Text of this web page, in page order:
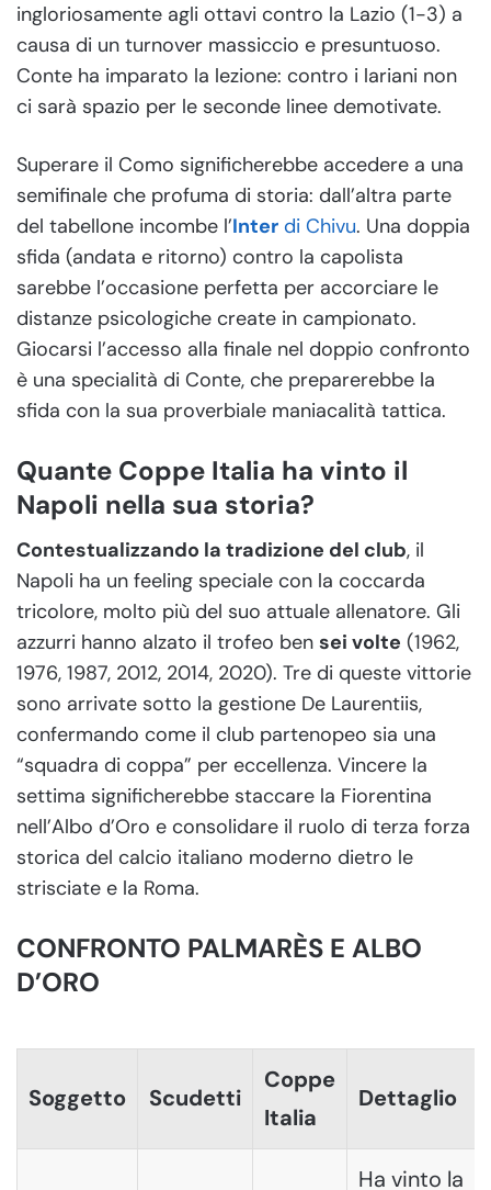
ingloriosamente agli ottavi contro la Lazio (1-3) a
causa di un turnover massiccio e presuntuoso.
Conte ha imparato la lezione: contro i lariani non
ci sarà spazio per le seconde linee demotivate.
Superare il Como significherebbe accedere a una
semifinale che profuma di storia: dall’altra parte
del tabellone incombe l’Inter di Chivu. Una doppia
sfida (andata e ritorno) contro la capolista
sarebbe l’occasione perfetta per accorciare le
distanze psicologiche create in campionato.
Giocarsi l’accesso alla finale nel doppio confronto
è una specialità di Conte, che preparerebbe la
sfida con la sua proverbiale maniacalità tattica.
Quante Coppe Italia ha vinto il
Napoli nella sua storia?
Contestualizzando la tradizione del club, il
Napoli ha un feeling speciale con la coccarda
tricolore, molto più del suo attuale allenatore. Gli
azzurri hanno alzato il trofeo ben sei volte (1962,
1976, 1987, 2012, 2014, 2020). Tre di queste vittorie
sono arrivate sotto la gestione De Laurentiis,
confermando come il club partenopeo sia una
“squadra di coppa” per eccellenza. Vincere la
settima significherebbe staccare la Fiorentina
nell’Albo d’Oro e consolidare il ruolo di terza forza
storica del calcio italiano moderno dietro le
strisciate e la Roma.
CONFRONTO PALMARÈS E ALBO
D’ORO
Soggetto Scudetti
Coppe
Italia
Dettaglio
Ha vinto la